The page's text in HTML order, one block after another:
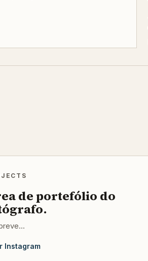
de portefólio do
Instagram